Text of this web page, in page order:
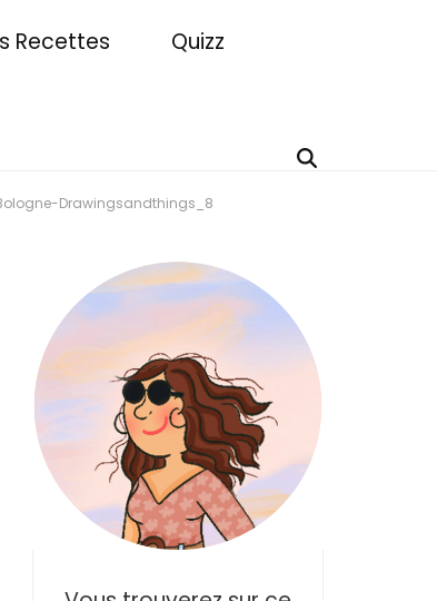
Recettes
Quizz
Drawingsandthings_8